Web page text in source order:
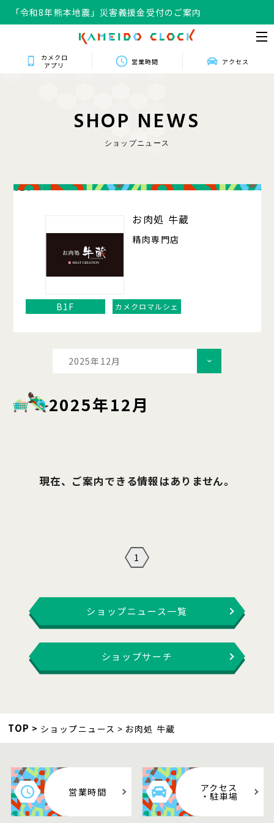
「令和8年熊本地震」災害義援金受付のご案内
カメクロ
アプリ
営業時間 アクセス
SHOP NEWS
ショップニュース
024
お肉処 牛蔵
精肉専門店
B1F カメクロマルシェ
2025年12月
2025年12月
現在、ご案内できる情報はありません。
1
ショップニュース一覧
ショップサーチ
TOP ショップニュース お肉処 牛蔵
営業時間 アクセス
・駐車場